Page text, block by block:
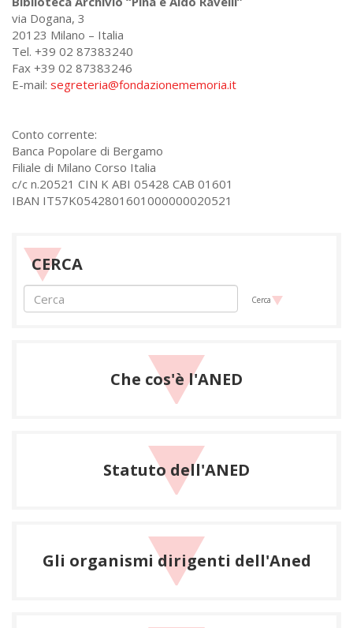
via Dogana, 3
20123 Milano – Italia
Tel. +39 02 87383240
Fax +39 02 87383246
E-mail: segreteria@fondazionememoria.it
Conto corrente:
Banca Popolare di Bergamo
Filiale di Milano Corso Italia
c/c n.20521 CIN K ABI 05428 CAB 01601
IBAN IT57K0542801601000000020521
CERCA
Cerca
Che cos'è l'ANED
Statuto dell'ANED
Gli organismi dirigenti dell'Aned